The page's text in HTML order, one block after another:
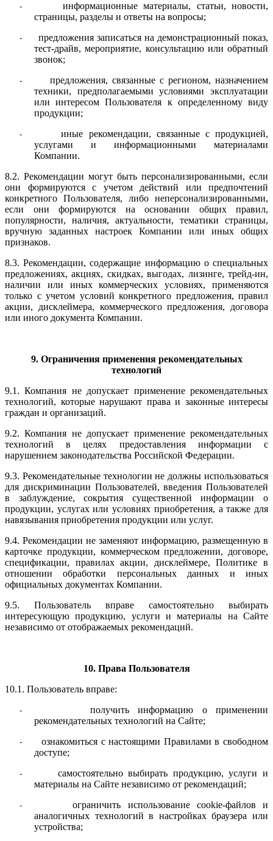
-
информационные материалы, статьи, новости,
страницы, разделы и ответы на вопросы;
-
предложения записаться на демонстрационный показ,
тест-драйв, мероприятие, консультацию или обратный
звонок;
-
предложения, связанные с регионом, назначением
техники, предполагаемыми условиями эксплуатации
или интересом Пользователя к определенному виду
продукции;
-
иные рекомендации, связанные с продукцией,
услугами и информационными материалами
Компании.
8.2. Рекомендации могут быть персонализированными, если
они формируются с учетом действий или предпочтений
конкретного Пользователя, либо неперсонализированными,
если они формируются на основании общих правил,
популярности, наличия, актуальности, тематики страницы,
вручную заданных настроек Компании или иных общих
признаков.
8.3. Рекомендации, содержащие информацию о специальных
предложениях, акциях, скидках, выгодах, лизинге, трейд-ин,
наличии или иных коммерческих условиях, применяются
только с учетом условий конкретного предложения, правил
акции, дисклеймера, коммерческого предложения, договора
или иного документа Компании.
9. Ограничения применения рекомендательных
технологий
9.1. Компания не допускает применение рекомендательных
технологий, которые нарушают права и законные интересы
граждан и организаций.
9.2. Компания не допускает применение рекомендательных
технологий в целях предоставления информации с
нарушением законодательства Российской Федерации.
9.3. Рекомендательные технологии не должны использоваться
для дискриминации Пользователей, введения Пользователей
в заблуждение, сокрытия существенной информации о
продукции, услугах или условиях приобретения, а также для
навязывания приобретения продукции или услуг.
9.4. Рекомендации не заменяют информацию, размещенную в
карточке продукции, коммерческом предложении, договоре,
спецификации, правилах акции, дисклеймере, Политике в
отношении обработки персональных данных и иных
официальных документах Компании.
9.5. Пользователь вправе самостоятельно выбирать
интересующую продукцию, услуги и материалы на Сайте
независимо от отображаемых рекомендаций.
10. Права Пользователя
10.1. Пользователь вправе:
-
получить информацию о применении
рекомендательных технологий на Сайте;
-
ознакомиться с настоящими Правилами в свободном
доступе;
-
самостоятельно выбирать продукцию, услуги и
материалы на Сайте независимо от рекомендаций;
-
ограничить использование cookie-файлов и
аналогичных технологий в настройках браузера или
устройства;